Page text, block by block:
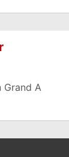
Grand A